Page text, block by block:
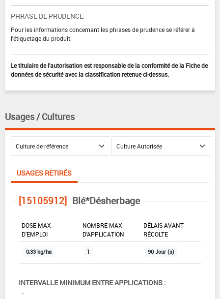
PHRASE DE PRUDENCE
Pour les informations concernant les phrases de prudence se référer à
l'étiquetage du produit.
Le titulaire de l'autorisation est responsable de la conformité de la Fiche de
données de sécurité avec la classification retenue ci-dessus.
Usages / Cultures
USAGES RETIRÉS
[15105912] Blé*Désherbage
DOSE MAX
D'EMPLOI
NOMBRE MAX
D'APPLICATION
DÉLAIS AVANT
RÉCOLTE
0,33 kg/ha 1 90 Jour (s)
INTERVALLE MINIMUM ENTRE APPLICATIONS :
-